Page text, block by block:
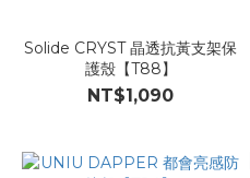
Solide CRYST 晶透抗黃支架保
護殼【T88】
NT$1,090